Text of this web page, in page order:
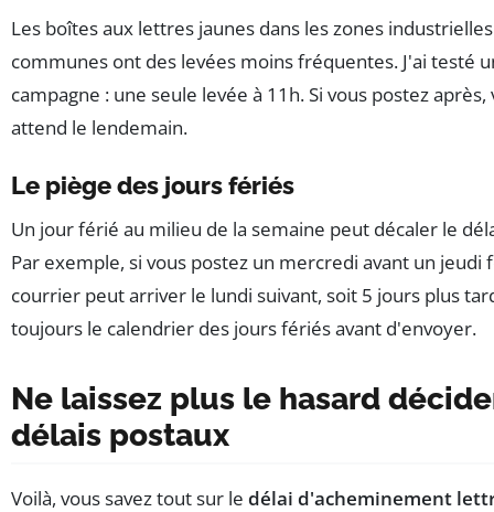
Les boîtes aux lettres jaunes dans les zones
communes ont des levées moins fréquentes. J'ai testé
campagne : une seule levée à 11h. Si vous postez
attend le lendemain.
Le piège des jours fériés
Un jour férié au milieu de la semaine peut décaler le
Par exemple, si vous postez un mercredi avant un jeudi
courrier peut arriver le lundi suivant, soit 5 jours plus
toujours le calendrier des jours fériés avant d'envoyer.
Ne laissez plus le hasard
délais postaux
Voilà, vous savez tout sur le délai d'acheminement